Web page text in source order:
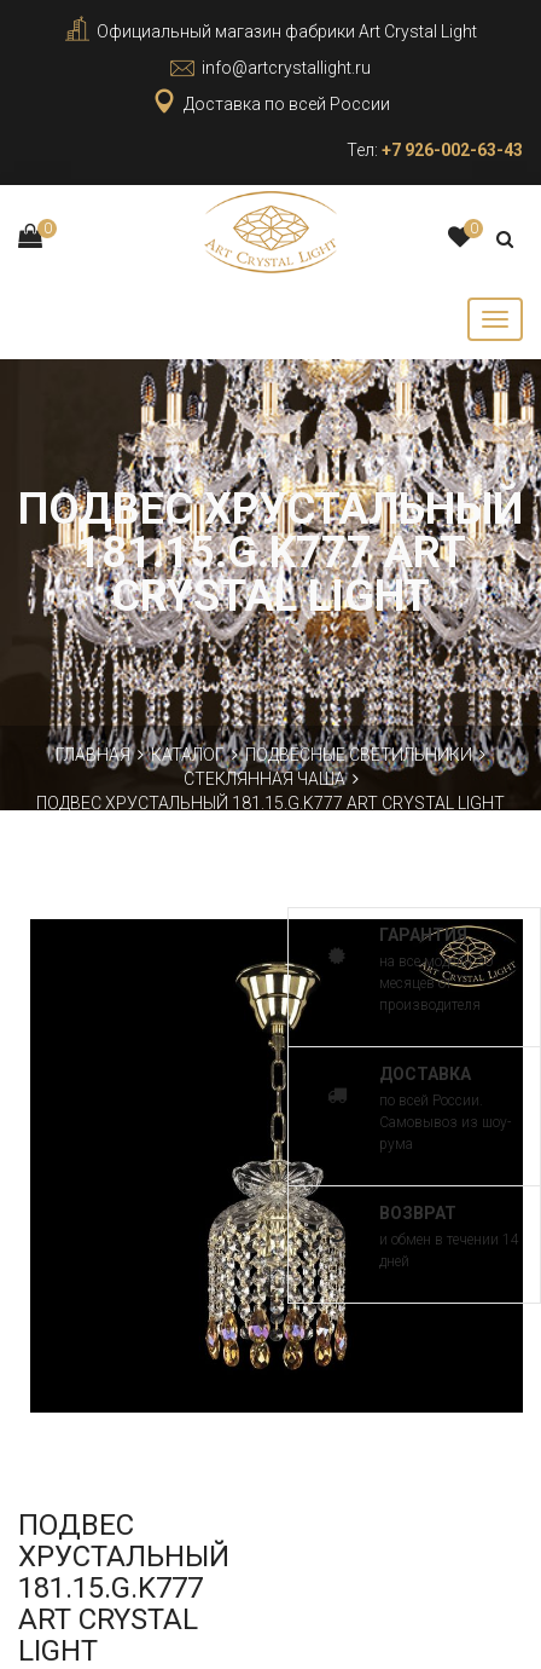
Официальный магазин фабрики Art Crystal Light
info@artcrystallight.ru
Доставка по всей России
Тел: +7 926-002-63-43
0 0
ПОДВЕС ХРУСТАЛЬНЫЙ
181.15.G.K777 ART
CRYSTAL LIGHT
ГЛАВНАЯ КАТАЛОГ
ПОДВЕСНЫЕ СВЕТИЛЬНИКИ
СТЕКЛЯННАЯ ЧАША
ПОДВЕС ХРУСТАЛЬНЫЙ 181.15.G.K777 ART CRYSTAL LIGHT
ПОДВЕС
ХРУСТАЛЬНЫЙ
181.15.G.K777
ART CRYSTAL
LIGHT
ГАРАНТИЯ
на все модели 30
месяцев от
производителя
ДОСТАВКА
по всей России.
Самовывоз из шоу-
рума
ВОЗВРАТ
и обмен в течении 14
дней